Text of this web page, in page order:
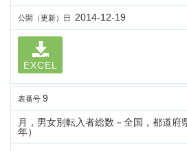
公開（更新）日 2014-12-19
EXCEL
表番号 9
月，男女別転入者総数－全国，都道府
年）